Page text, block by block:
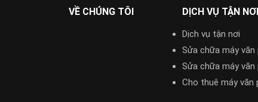
VỀ CHÚNG TÔI DỊCH VỤ TẬN NƠI
Dịch vụ tận nơi
Sửa chữa máy văn
Sửa chữa máy văn
Cho thuê máy văn